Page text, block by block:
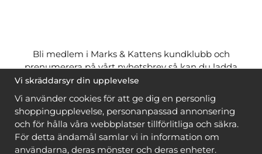
Bli medlem i Marks & Kattens kundklubb och
prenumerera på vårt nyhetsbrev så kan du ladda
ner många mönstergratisoch få många
när du handlar garn till mönstret. Du ser vilka som
är
gratis när du är inloggad
Bli medlem
Vi skräddarsyr din upplevelse
Vi använder cookies för att ge dig en personlig
shoppingupplevelse, personanpassad annonsering
och för hålla våra webbplatser tillförlitliga och säkra.
För detta ändamål samlar vi in information om
användarna, deras mönster och deras enheter.